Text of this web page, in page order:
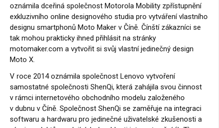
oznámila dceřiná společnost Motorola Mobility zpřístupnění
exkluzivního online designového studia pro vytváření vlastního
designu smartphonů Moto Maker v Číně. Čínští zákazníci se
tak mohou prakticky ihned přihlásit na stránky
motomaker.com a vytvořit si svůj vlastní jedinečný design
Moto X.
V roce 2014 oznámila společnost Lenovo vytvoření
samostatné společnosti ShenQi, která zahájila svou činnost
v rámci internetového obchodního modelu založeného
v dubnu v Číně. Společnost ShenQi se zaměřuje na integraci
softwaru a hardwaru pro jedinečné uživatelské zkušenosti a